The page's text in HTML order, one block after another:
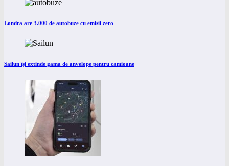
Londra are 3.000 de autobuze cu emisii zero
Sailun își extinde gama de anvelope pentru camioane